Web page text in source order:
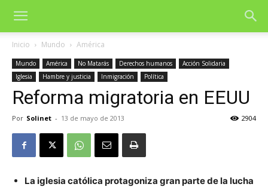
Inicio Mundo América
Mundo América No Matarás Derechos humanos
Acción Solidaria
Iglesia
Hambre y justicia Inmigración Política
Reforma migratoria en EEUU
Por Solinet - 13 de mayo de 2013 2904
La iglesia católica protagoniza gran parte de la lucha